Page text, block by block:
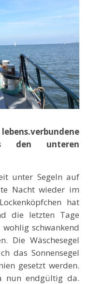
den unteren
unter Segeln auf
Nacht wieder im
hat
die letzten Tage
schwankend
Die Wäschesegel
das Sonnensegel
gesetzt werden.
nun endgültig da.